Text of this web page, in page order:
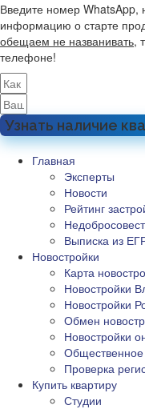
Введите номер WhatsApp,
информацию о старте
обещаем не названивать,
телефоне!
Узнать наличие
Главная
Эксперты
Новости
Рейтинг
Выписка из
Новостройки
Карта
Новостройки
Новостройки
Обмен
Новостройки
Общественное
Проверка
Купить квартиру
Студии